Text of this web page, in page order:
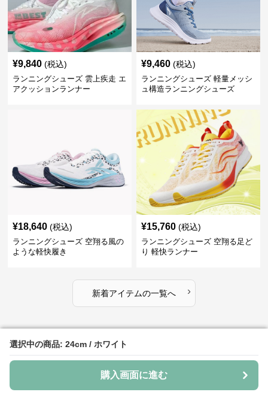
選択中の商品: 24cm / ホワイト
購入画面に進む
選択中の商品: 24cm / ホワイト
購入画面に進む
¥9,840 (税込)
ランニングシューズ 雲上疾走 エ
アクッションランナー
¥9,460 (税込)
ランニングシューズ 軽量メッシ
ュ構造ランニングシューズ
¥18,640 (税込)
ランニングシューズ 空翔る風の
ような軽快履き
¥15,760 (税込)
ランニングシューズ 空翔る足ど
り 軽快ランナー
新着アイテムの一覧へ ›
ランニングシューズ防水のおすすめアイテム